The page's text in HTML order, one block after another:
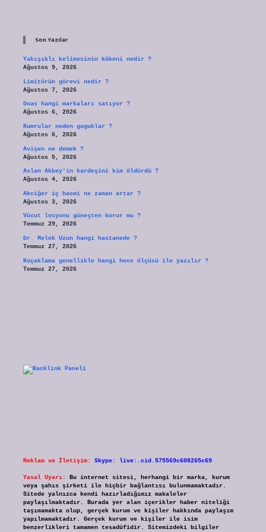
Son Yazılar
Yakışıklı kelimesinin kökeni nedir ?
Ağustos 9, 2026
Limitörün görevi nedir ?
Ağustos 7, 2026
Doas hangi markaları satıyor ?
Ağustos 6, 2026
Kumrular neden guguklar ?
Ağustos 6, 2026
Avişen ne demek ?
Ağustos 5, 2026
Aslan Akbey’in kardeşini kim öldürdü ?
Ağustos 4, 2026
Akciğer iç hacmi ne zaman artar ?
Ağustos 3, 2026
Vücut losyonu güneşten korur mu ?
Temmuz 29, 2026
Dr. Melek Uzun hangi hastanede ?
Temmuz 27, 2026
Koçaklama genellikle hangi hece ölçüsü ile yazılır ?
Temmuz 27, 2026
Reklam ve İletişim: Skype: live:.cid.575569c608265c69
Yasal Uyarı:
Bu internet sitesi, herhangi bir marka, kurum
veya şahıs şirketi ile hiçbir bağlantısı bulunmamaktadır.
Sitede yalnızca kendi hazırladığımız makaleler
paylaşılmaktadır. Burada yer alan içerikler haber niteliği
taşımamakta olup, gerçek kurum ve kişiler hakkında paylaşım
yapılmamaktadır. Gerçek kurum ve kişiler ile isim
benzerlikleri tamamen tesadüfidir. Sitemizdeki bilgiler